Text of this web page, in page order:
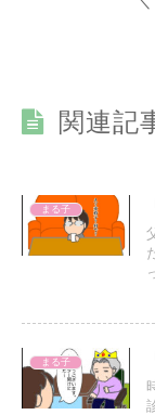
関連記
まる子
まる子